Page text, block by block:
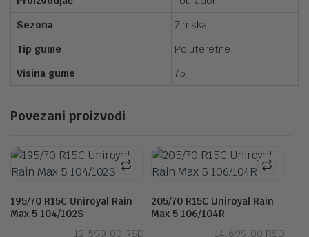
Sezona
Zimska
Tip gume
Poluteretne
Visina gume
75
Povezani proizvodi
195/70 R15C Uniroyal Rain
Max 5 104/102S
12,599.00RSDOriginalna
Trenutna
205/70 R15C Uniroyal Rain
Max 5 106/104R
14,699.00RSD